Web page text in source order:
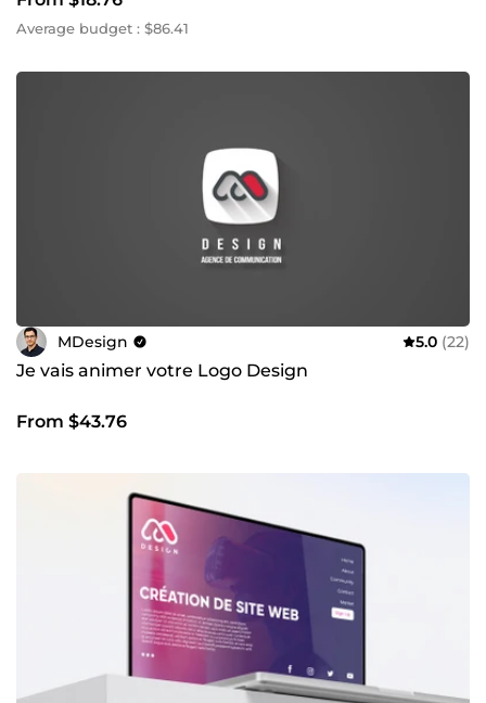
Average budget : $86.41
MDesign 5.0 (22)
Je vais animer votre Logo Design
From $43.76